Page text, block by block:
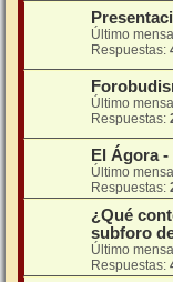
Último
Respuestas:
Último
Respuestas:
El Ágora
Último
Respuestas:
¿Qué
subforo
Último
Respuestas: